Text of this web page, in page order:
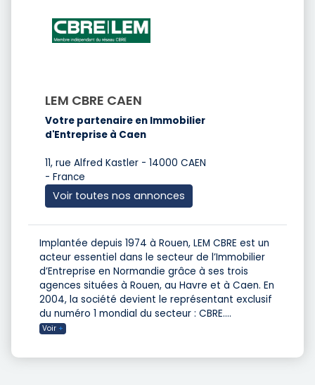
LEM CBRE CAEN
Votre partenaire en Immobilier
d'Entreprise à Caen
11, rue Alfred Kastler - 14000 CAEN
- France
Voir toutes nos annonces
Implantée depuis 1974 à Rouen, LEM CBRE est un
acteur essentiel dans le secteur de l’Immobilier
d’Entreprise en Normandie grâce à ses trois
agences situées à Rouen, au Havre et à Caen. En
2004, la société devient le représentant exclusif
du numéro 1 mondial du secteur : CBRE....
Voir +